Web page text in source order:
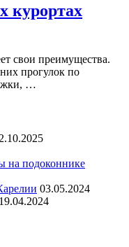
курортах
свои преимущества.
прогулок по
…
на подоконнике
03.05.2024
19.04.2024